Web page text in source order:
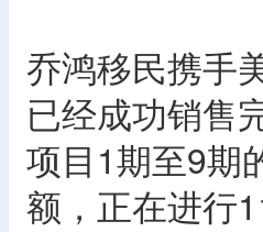
乔鸿移民携手
已经成功销售
项目1期至9期
额，正在进行